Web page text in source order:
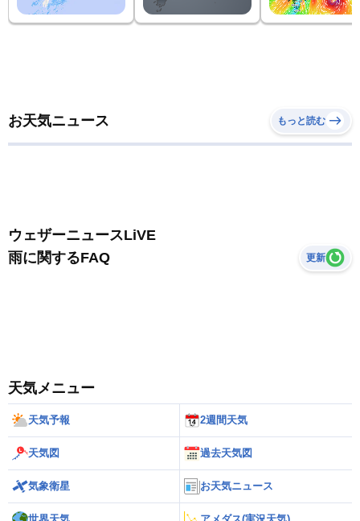
お天気ニュース もっと読む
ウェザーニュースLiVE
雨に関するFAQ
更新
天気メニュー
天気予報 2週間天気
天気図 過去天気図
気象衛星 お天気ニュース